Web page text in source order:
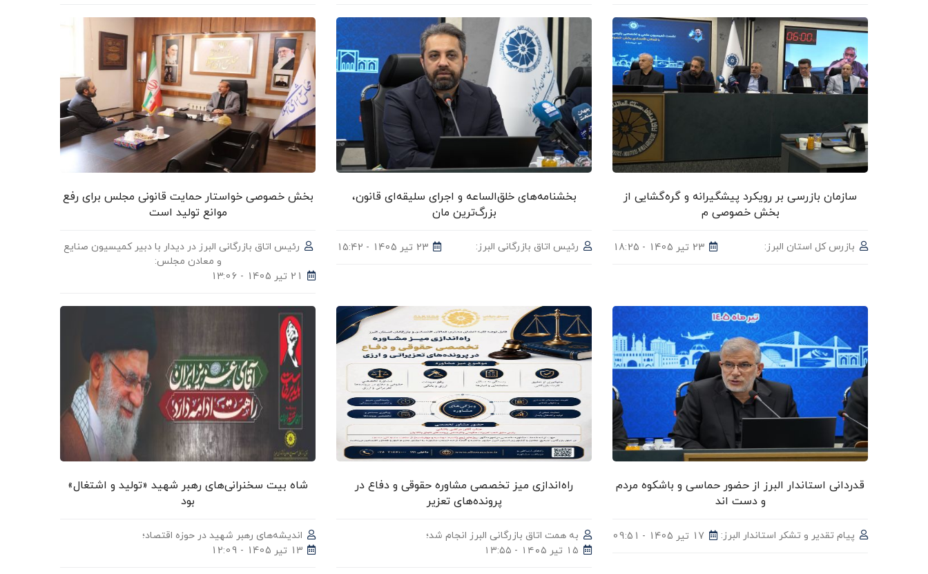
سازمان بازرسی بر رویکرد پیشگیرانه و گره‌گشایی از
بخش خصوصی م
بازرس‌ کل استان البرز: 23 تیر 1405 - 18:25
بخشنامه‌های خلق‌الساعه و اجرای سلیقه‌ای قانون،
بزرگ‌ترین مان
رئیس اتاق بازرگانی البرز: 23 تیر 1405 - 15:42
بخش خصوصی خواستار حمایت قانونی مجلس برای رفع
موانع تولید است
رئیس اتاق بازرگانی البرز در دیدار با دبیر کمیسیون صنایع
و معادن مجلس:
21 تیر 1405 - 13:06
قدردانی استاندار البرز از حضور حماسی و باشکوه مردم
و دست اند
پیام تقدیر و تشکر استاندار البرز: 17 تیر 1405 - 09:51
راه‌اندازی میز تخصصی مشاوره حقوقی و دفاع در
پرونده‌های تعزیر
به همت اتاق بازرگانی البرز انجام شد؛
۱۵ تیر ۱۴۰۵ - ۱۳:۵۵
شاه‌ بیت سخنرانی‌های رهبر شهید «تولید و اشتغال»
بود
اندیشه‌های رهبر شهید در حوزه اقتصاد؛
13 تیر 1405 - 12:09